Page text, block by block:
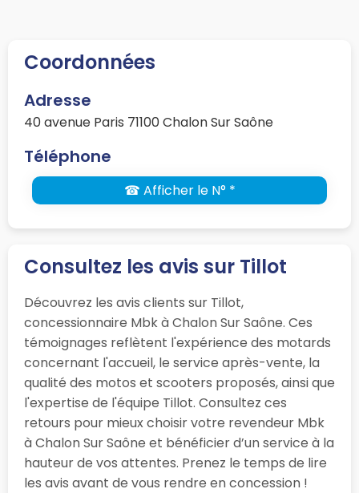
Coordonnées
Adresse
40 avenue Paris 71100 Chalon Sur Saône
Téléphone
☎ Afficher le N° *
Consultez les avis sur Tillot
Découvrez les avis clients sur Tillot,
concessionnaire Mbk à Chalon Sur Saône. Ces
témoignages reflètent l'expérience des motards
concernant l'accueil, le service après-vente, la
qualité des motos et scooters proposés, ainsi que
l'expertise de l'équipe Tillot. Consultez ces
retours pour mieux choisir votre revendeur Mbk
à Chalon Sur Saône et bénéficier d’un service à la
hauteur de vos attentes. Prenez le temps de lire
les avis avant de vous rendre en concession !